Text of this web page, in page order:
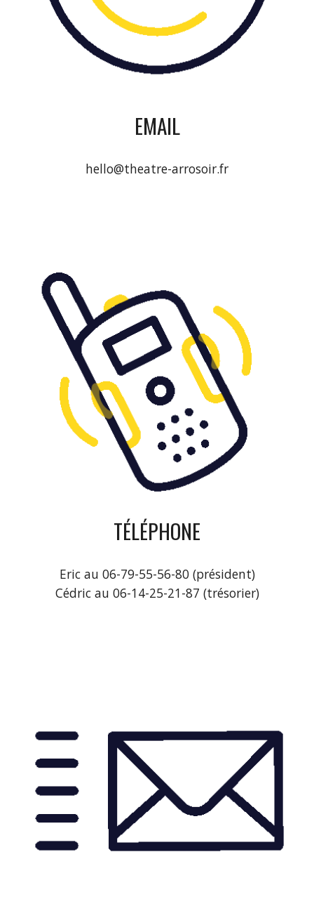
EMAIL
hello@theatre-arrosoir.fr
TÉLÉPHONE
Eric au 06-79-55-56-80 (président)
Cédric au 06-14-25-21-87 (trésorier)